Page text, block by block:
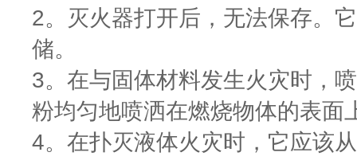
2。灭火器打开后，无法保存。
储。
3。在与固体材料发生火灾时，
粉均匀地喷洒在燃烧物体的表面
4。在扑灭液体火灾时，它应该